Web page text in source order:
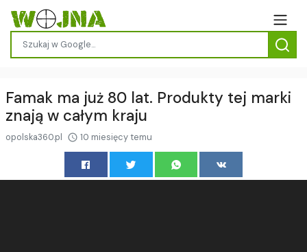
Famak ma już 80 lat. Produkty tej marki
znają w całym kraju
opolska360.pl 10 miesięcy temu